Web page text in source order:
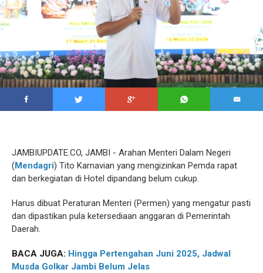
JAMBIUPDATE.CO, JAMBI - Arahan Menteri Dalam Negeri
(Mendagri) Tito Karnavian yang mengizinkan Pemda rapat
dan berkegiatan di Hotel dipandang belum cukup.
Harus dibuat Peraturan Menteri (Permen) yang mengatur pasti
dan dipastikan pula ketersediaan anggaran di Pemerintah
Daerah.
BACA JUGA: Hingga Pertengahan Juni 2025, Jadwal
Musda Golkar Jambi Belum Jelas